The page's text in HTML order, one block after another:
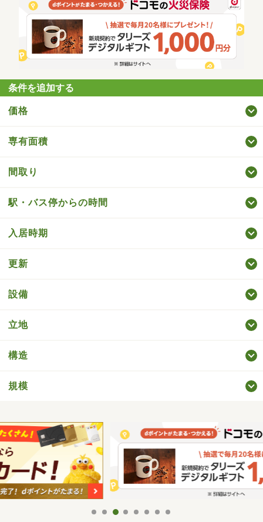
条件を追加する
価格
専有面積
間取り
駅・バス停からの時間
入居時期
更新
設備
立地
構造
規模